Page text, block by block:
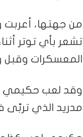
من جهتها، أعربت
تشعر بأي توتر
المعسكرات وقبل
وقد لعب حكيمي
مدريد الذي تربّى